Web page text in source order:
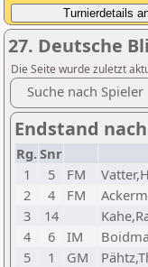
27. Deutsche
Die Seite wurde zuletzt
Suche nach Spieler
Endstand
Rg.Snr
1
5 FM
2
4 FM
3
14
4
6 IM
5
1 GM